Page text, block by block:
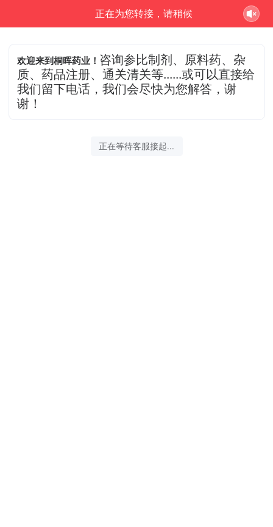
正在为您转接，请稍候
欢迎来到桐晖药业！ 咨询参比制剂、原料药、杂
质、药品注册、通关清关等......或可以直接给
我们留下电话，我们会尽快为您解答，谢
谢！
正在等待客服接起...